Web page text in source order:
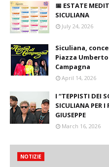
📅 ESTATE
SICULIANA
July 24, 2026
Siculiana,
Piazza
Campagna
April 14, 2026
I “TEPPISTI DEI
SICULIANA PER I
GIUSEPPE
March 16, 2026
NOTIZIE